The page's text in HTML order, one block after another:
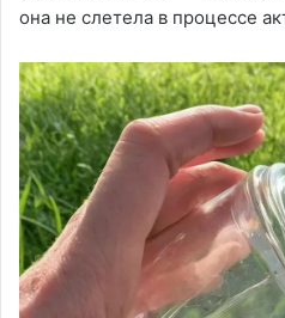
она не слетела в процессе